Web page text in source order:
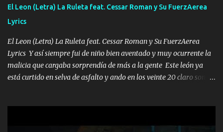
HOMBRE VALIENTE POR ALGO M'URIÓ PELEAND0 SIEMPRE
VIO POR LA FAMILIA PARA QUE SIGA EL LEGADO Es el DOS de
los HERMANOS un cerebro inteligente y com...
El Leon (Letra) La Ruleta feat. Cessar Roman y Su FuerzAerea
Lyrics
El Leon (Letra) La Ruleta feat. Cessar Roman y Su FuerzAerea
Lyrics Y así siempre fui de niño bien aventado y muy ocurrente la
malicia que cargaba sorprendía de más a la gente Este león ya
está curtido en selva de asfalto y ando en los veinte 20 claro son
pa más pues hay charola les voy a dar hasta topar pues no hay de